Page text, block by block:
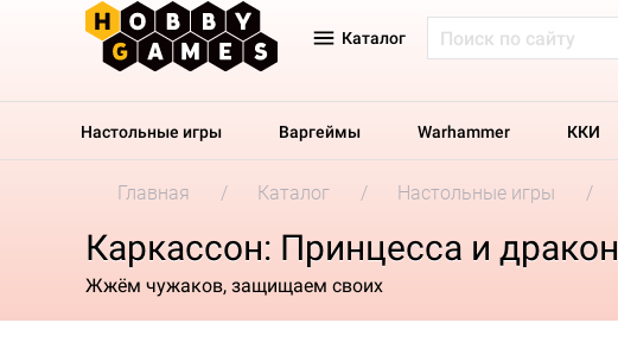
Каталог
Настольные игры Варгеймы Warhammer ККИ
Главная Каталог Настольные игры
Каркассон: Принцесса и дракон
Жжём чужаков, защищаем своих